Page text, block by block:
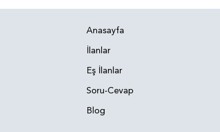
Anasayfa
İlanlar
Eş İlanlar
Soru-Cevap
Blog